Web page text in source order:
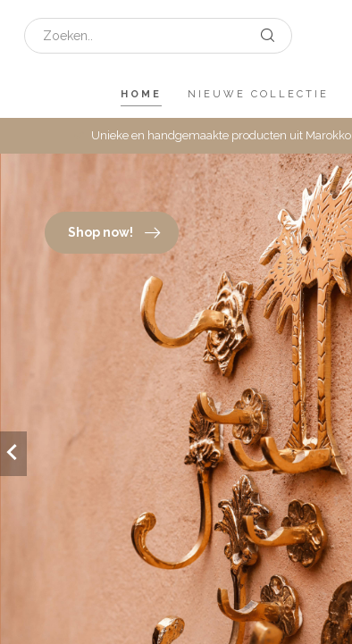
HOME NIEUWE COLLECTIE
Unieke en handgemaakte producten uit Marokko